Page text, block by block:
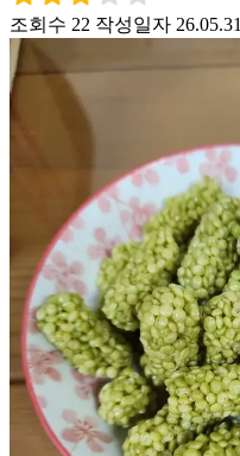
조회수 22 작성일자 26.05.31